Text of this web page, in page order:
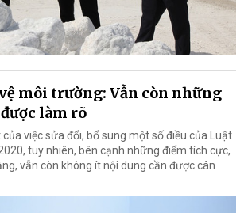
vệ môi trường: Vẫn còn những
làm rõ
việc sửa đổi, bổ sung một số điều của Luật
tuy nhiên, bên cạnh những điểm tích cực,
vẫn còn không ít nội dung cần được cân